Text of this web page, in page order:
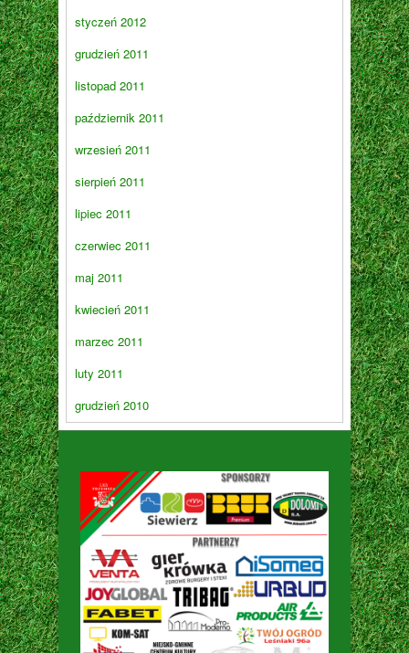
styczeń 2012
grudzień 2011
listopad 2011
październik 2011
wrzesień 2011
sierpień 2011
lipiec 2011
czerwiec 2011
maj 2011
kwiecień 2011
marzec 2011
luty 2011
grudzień 2010